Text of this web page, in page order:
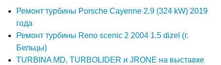
Ремонт турбины Porsche Cayenne 2.9 (324 kW) 2019
года
Ремонт турбины Reno scenic 2 2004 1.5 dizel (г.
Бельцы)
TURBINA MD, TURBOLIDER и JRONE на выставке